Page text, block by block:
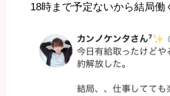
18時まで予定ないから結局働